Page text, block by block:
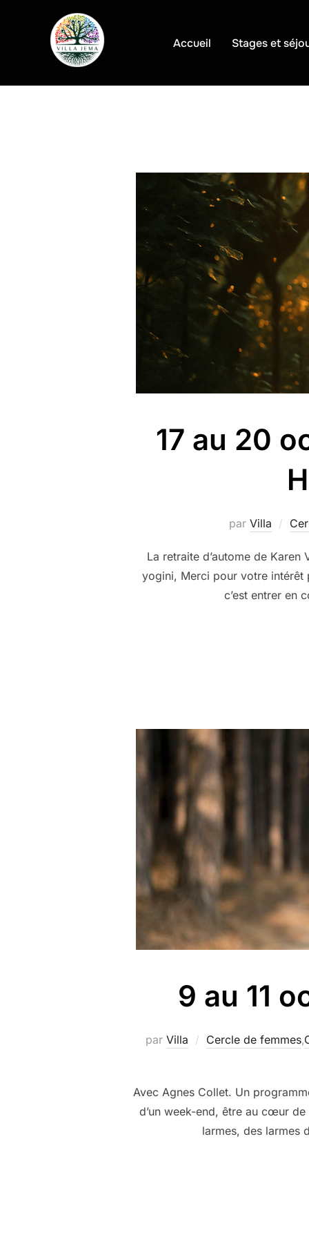
Accueil Stages et
17 au 20
par Villa
La retraite d’autome de
yogini, Merci pour votre intérêt
c’est entrer en
9 au 11
par Villa Cercle de femmes,
Avec Agnes Collet. Un
d’un week-end, être au cœur
larmes, des larmes